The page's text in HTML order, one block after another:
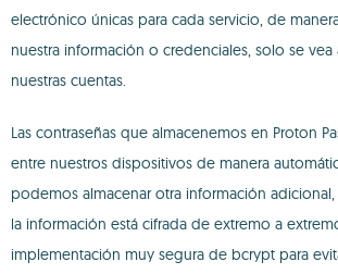
electrónico únicas para cada servicio, de
nuestra información o credenciales, solo se
nuestras cuentas.
Las contraseñas que almacenemos en Proton
entre nuestros dispositivos de manera
podemos almacenar otra información
la información está cifrada de extremo a
implementación muy segura de bcrypt para